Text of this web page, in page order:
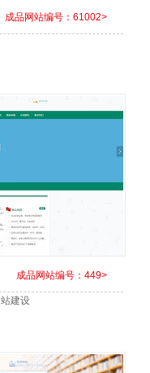
成品网站编号：61002>
成品网站编号：449>
建设